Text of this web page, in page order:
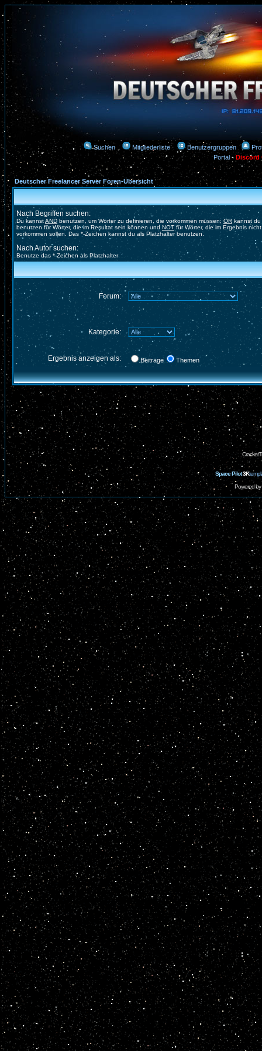
Suchen Mitgliederliste Benutzergruppen
Portal-Discord
Deutscher Freelancer Server Foren-Übersicht
Nach Begriffen suchen:
Du kannstAND benutzen, um Wörter zu definieren, die vorkommen müssen; OR kannst du
benutzen für Wörter, die im Resultat sein können und NOT für Wörter, die im Ergebnis nicht
vorkommen sollen. Das *-Zeichen kannst du als Platzhalter benutzen.
Nach Autor suchen:
Benutze das *-Zeichen als Platzhalter
Forum:
Kategorie:
Ergebnis anzeigen als: Beiträge Themen
Space Pilot3K
Powered by